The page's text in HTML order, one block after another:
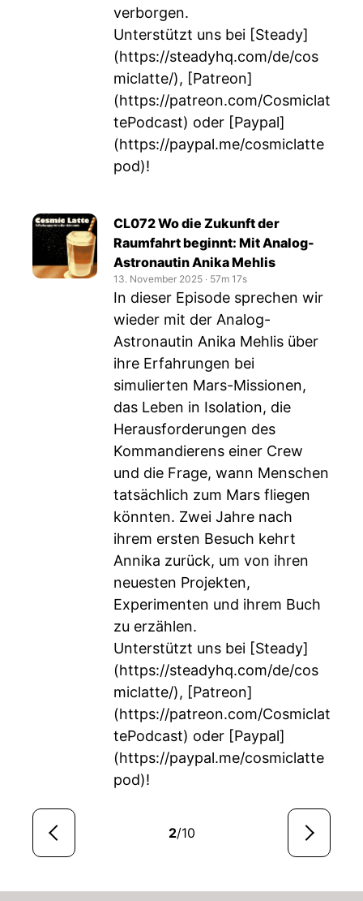
verborgen.
Unterstützt uns bei [Steady]
(https://steadyhq.com/de/cos
miclatte/), [Patreon]
(https://patreon.com/Cosmiclat
tePodcast) oder [Paypal]
(https://paypal.me/cosmiclatte
pod)!
CL072 Wo die Zukunft der
Raumfahrt beginnt: Mit Analog-
Astronautin Anika Mehlis
13. November 2025 ‧ 57m 17s
In dieser Episode sprechen wir
wieder mit der Analog-
Astronautin Anika Mehlis über
ihre Erfahrungen bei
simulierten Mars-Missionen,
das Leben in Isolation, die
Herausforderungen des
Kommandierens einer Crew
und die Frage, wann Menschen
tatsächlich zum Mars fliegen
könnten. Zwei Jahre nach
ihrem ersten Besuch kehrt
Annika zurück, um von ihren
neuesten Projekten,
Experimenten und ihrem Buch
zu erzählen.
Unterstützt uns bei [Steady]
(https://steadyhq.com/de/cos
miclatte/), [Patreon]
(https://patreon.com/Cosmiclat
tePodcast) oder [Paypal]
(https://paypal.me/cosmiclatte
pod)!
2/10